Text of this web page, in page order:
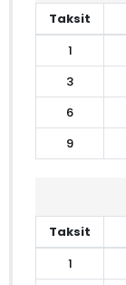
Taksit
1
3
6
9
Taksit
1